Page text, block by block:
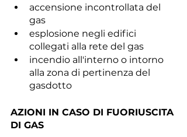
accensione incontrollata del
gas
esplosione negli edifici
collegati alla rete del gas
incendio all'interno o intorno
alla zona di pertinenza del
gasdotto
AZIONI IN CASO DI FUORIUSCITA
DI GAS